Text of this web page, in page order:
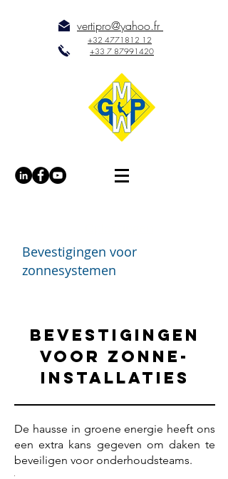
vertipro@yahoo.fr
+32 47718 12 12
+33 7 87991420
Bevestigingen voor
zonnesystemen
Bevestigingen
VOOR ZONNE-
INSTALLATIES
De hausse in groene energie heeft ons
een extra kans gegeven om daken te
beveiligen voor onderhoudsteams.